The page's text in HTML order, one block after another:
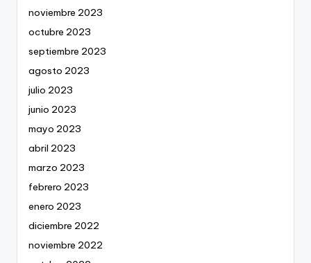
noviembre 2023
octubre 2023
septiembre 2023
agosto 2023
julio 2023
junio 2023
mayo 2023
abril 2023
marzo 2023
febrero 2023
enero 2023
diciembre 2022
noviembre 2022